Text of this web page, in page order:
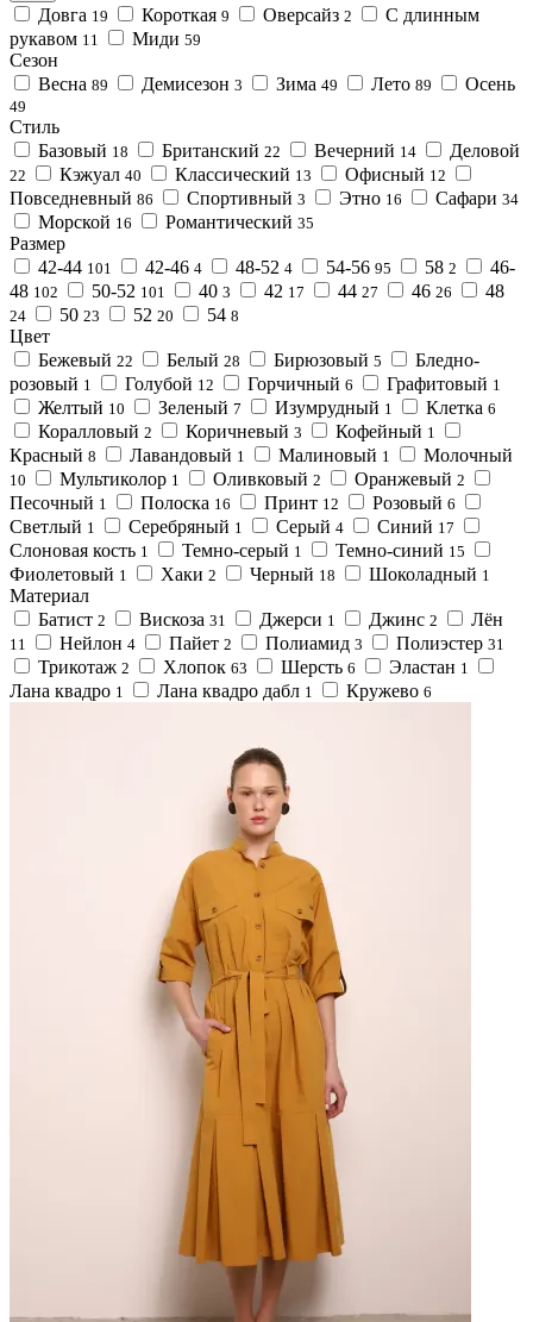
Довга 19 Короткая 9 Оверсайз 2
С длинным
рукавом 11 Миди 59
Сезон
Весна 89 Демисезон 3 Зима 49 Лето 89 Осень
49
Стиль
Базовый 18 Британский 22 Вечерний 14 Деловой
22 Кэжуал 40 Классический 13 Офисный 12
Повседневный 86 Спортивный 3 Этно 16 Сафари 34
Морской 16 Романтический 35
Размер
42-44 101 42-46 4 48-52 4 54-56 95 58 2
46-
48 102 50-52 101 40 3 42 17 44 27 46 26 48
24 50 23 52 20 54 8
Цвет
Бежевый 22 Белый 28 Бирюзовый 5
Бледно-
розовый 1 Голубой 12 Горчичный 6 Графитовый 1
Желтый 10 Зеленый 7 Изумрудный 1 Клетка 6
Коралловый 2 Коричневый 3 Кофейный 1
Красный 8 Лавандовый 1 Малиновый 1 Молочный
10 Мультиколор 1 Оливковый 2 Оранжевый 2
Песочный 1 Полоска 16 Принт 12 Розовый 6
Светлый 1 Серебряный 1 Серый 4 Синий 17
Слоновая кость 1 Темно-cерый 1 Темно-синий 15
Фиолетовый 1 Хаки 2 Черный 18 Шоколадный 1
Материал
Батист 2 Вискоза 31 Джерси 1 Джинс 2 Лён
11 Нейлон 4 Пайет 2 Полиамид 3 Полиэстер 31
Трикотаж 2 Хлопок 63 Шерсть 6 Эластан 1
Лана квадро 1 Лана квадро дабл 1 Кружево 6